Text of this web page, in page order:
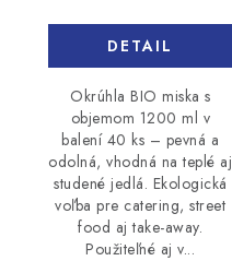
DETAIL
Okrúhla BIO miska s
objemom 1200 ml v
balení 40 ks – pevná a
odolná, vhodná na teplé aj
studené jedlá. Ekologická
voľba pre catering, street
food aj take-away.
Použiteľné aj v...